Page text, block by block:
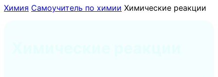
Химия Самоучитель по химии Химические реакции